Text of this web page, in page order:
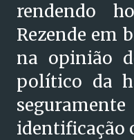
rendendo
Rezende em
na opinião
político da
identificação